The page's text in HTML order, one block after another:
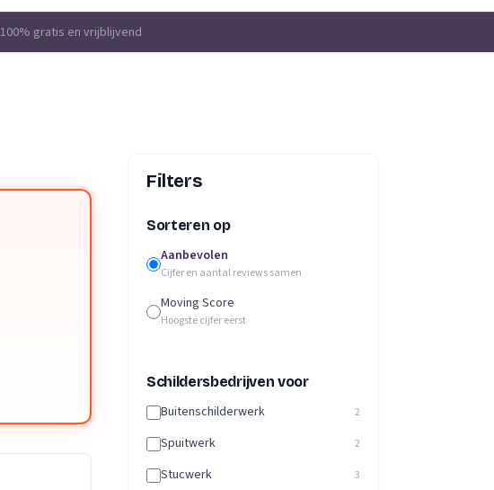
100% gratis en vrijblijvend
Filters
Sorteren op
Aanbevolen
Cijfer en aantal reviews samen
Moving Score
Hoogste cijfer eerst
Schildersbedrijven voor
Buitenschilderwerk 2
Spuitwerk 2
Stucwerk 3